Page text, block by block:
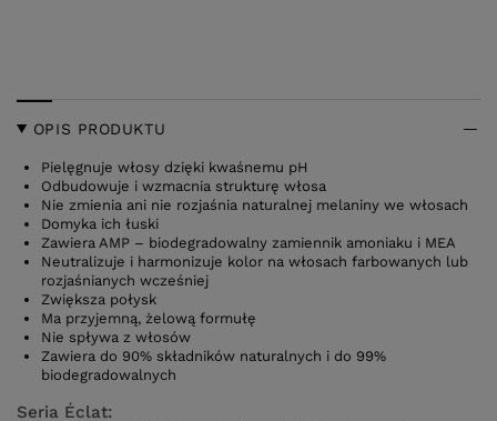
OPIS PRODUKTU
Pielęgnuje włosy dzięki kwaśnemu pH
Odbudowuje i wzmacnia strukturę włosa
Nie zmienia ani nie rozjaśnia naturalnej melaniny we włosach
Domyka ich łuski
Zawiera AMP – biodegradowalny zamiennik amoniaku i MEA
Neutralizuje i harmonizuje kolor na włosach farbowanych lub
rozjaśnianych wcześniej
Zwiększa połysk
Ma przyjemną, żelową formułę
Nie spływa z włosów
Zawiera do 90% składników naturalnych i do 99%
biodegradowalnych
Seria Éclat: